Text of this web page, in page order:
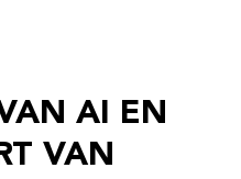
AI EN
VAN